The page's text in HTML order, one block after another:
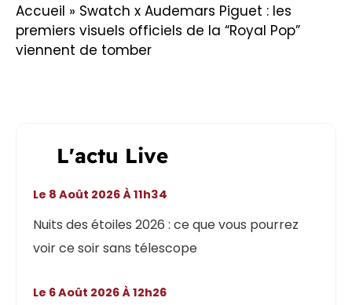
Accueil » Swatch x Audemars Piguet : les
premiers visuels officiels de la “Royal Pop”
viennent de tomber
L'actu Live
Nuits des étoiles 2026 : ce que vous pourrez
voir ce soir sans télescope
Le 8 Août 2026 À 11h34
Le 6 Août 2026 À 12h26